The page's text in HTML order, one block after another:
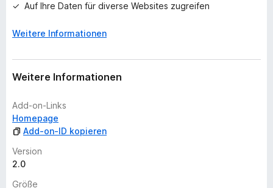
e
e
e
r
u
n
g
e
n
v
Auf Ihre Daten für diverse Websites zugreifen
Weitere Informationen
Weitere Informationen
Add-on-Links
Homepage
Add-on-ID kopieren
Version
2.0
Größe